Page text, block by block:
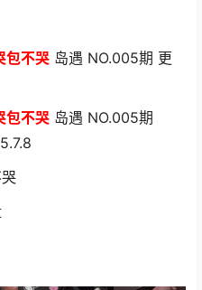
包不哭 岛遇 NO.005期 更
包不哭 岛遇 NO.005期